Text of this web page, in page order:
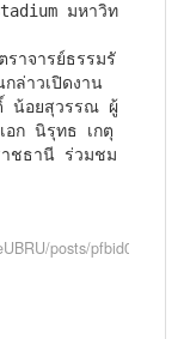
มหาวิท
ล่าวเปิดงาน
น้อยสุวรรณ ผู้
อก นิรุทธ เกตุ
าชธานี ร่วมชม
posts/